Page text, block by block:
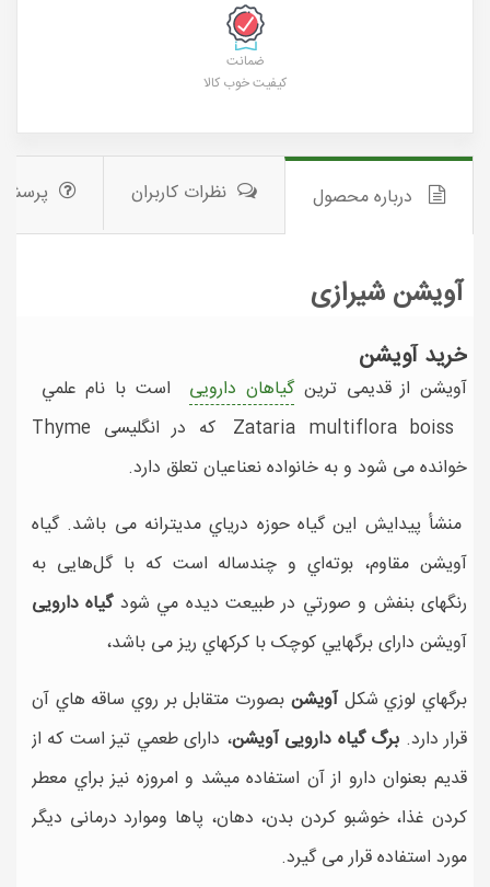
ضمانت
کیفیت خوب کالا
درباره محصول نظرات کاربران
آویشن شیرازی
خرید آويشن
آويشن از قدیمی ترینگیاهان دارویی است با نام علمي
Zataria multiflora boiss که در انگلیسی Thyme
خوانده می شود و به خانواده نعناعيان تعلق دارد.
منشأ پيدايش اين گياه حوزه درياي مديترانه می باشد. گیاه
آويشن مقاوم، بوته‌اي و چندساله است که با گل‌هایی به
رنگهای بنفش و صورتي در طبيعت ديده مي شودگیاه دارویی
آويشن دارای برگهايي کوچک با کرکهاي ريز می باشد،
برگهاي لوزي شکلآويشن بصورت متقابل بر روي ساقه هاي آن
قرار دارد. برگ گیاه دارویی آویشن، دارای طعمي تيز است که از
قديم بعنوان دارو از آن استفاده میشد و امروزه نیز براي معطر
کردن غذا، خوشبو کردن بدن، دهان، پاها وموارد درمانی دیگر
مورد استفاده قرار می گیرد.